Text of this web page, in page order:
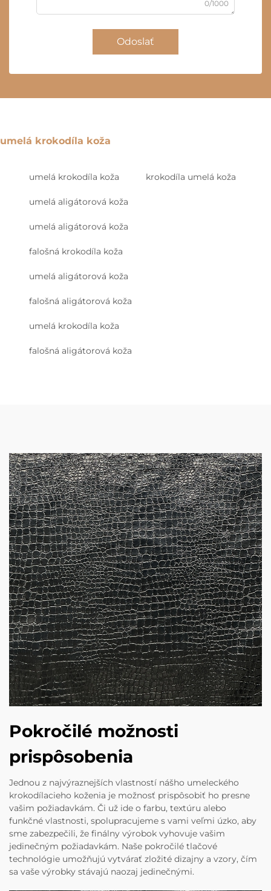
0/1000
Odoslať
umelá krokodíla koža
umelá krokodíla koža krokodíla umelá koža
umelá aligátorová koža
umelá aligátorová koža
falošná krokodíla koža
umelá aligátorová koža
falošná aligátorová koža
umelá krokodíla koža
falošná aligátorová koža
Pokročilé možnosti
prispôsobenia
Jednou z najvýraznejších vlastností nášho umeleckého
krokodílacieho koženia je možnosť prispôsobiť ho presne
vašim požiadavkám. Či už ide o farbu, textúru alebo
funkčné vlastnosti, spolupracujeme s vami veľmi úzko, aby
sme zabezpečili, že finálny výrobok vyhovuje vašim
jedinečným požiadavkám. Naše pokročilé tlačové
technológie umožňujú vytvárať zložité dizajny a vzory, čím
sa vaše výrobky stávajú naozaj jedinečnými.